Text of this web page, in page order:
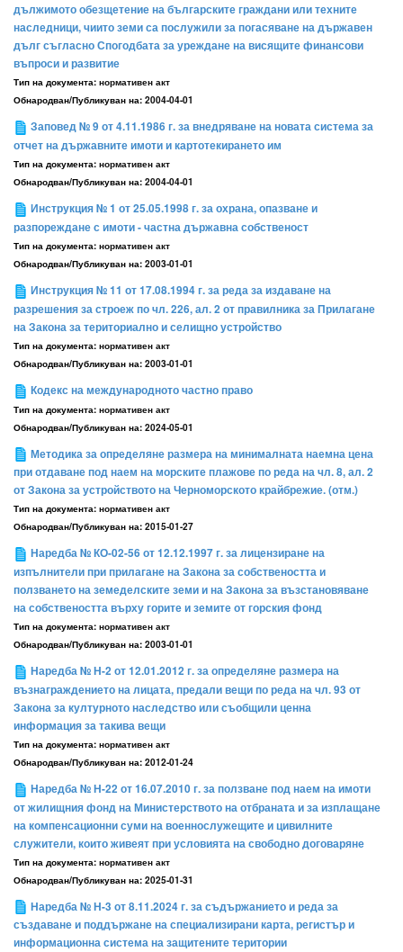
дължимото обезщетение на българските граждани или техните
наследници, чиито земи са послужили за погасяване на държавен
дълг съгласно Спогодбата за уреждане на висящите финансови
въпроси и развитие
Тип на документа: нормативен акт
Обнародван/Публикуван на: 2004-04-01
Заповед № 9 от 4.11.1986 г. за внедряване на новата система за
отчет на държавните имоти и картотекирането им
Тип на документа: нормативен акт
Обнародван/Публикуван на: 2004-04-01
Инструкция № 1 от 25.05.1998 г. за охрана, опазване и
разпореждане с имоти - частна държавна собственост
Тип на документа: нормативен акт
Обнародван/Публикуван на: 2003-01-01
Инструкция № 11 от 17.08.1994 г. за реда за издаване на
разрешения за строеж по чл. 226, ал. 2 от правилника за Прилагане
на Закона за териториално и селищно устройство
Тип на документа: нормативен акт
Обнародван/Публикуван на: 2003-01-01
Кодекс на международното частно право
Тип на документа: нормативен акт
Обнародван/Публикуван на: 2024-05-01
Методика за определяне размера на минималната наемна цена
при отдаване под наем на морските плажове по реда на чл. 8, ал. 2
от Закона за устройството на Черноморското крайбрежие. (отм.)
Тип на документа: нормативен акт
Обнародван/Публикуван на: 2015-01-27
Наредба № КО-02-56 от 12.12.1997 г. за лицензиране на
изпълнители при прилагане на Закона за собствеността и
ползването на земеделските земи и на Закона за възстановяване
на собствеността върху горите и земите от горския фонд
Тип на документа: нормативен акт
Обнародван/Публикуван на: 2003-01-01
Наредба № Н-2 от 12.01.2012 г. за определяне размера на
възнаграждението на лицата, предали вещи по реда на чл. 93 от
Закона за културното наследство или съобщили ценна
информация за такива вещи
Тип на документа: нормативен акт
Обнародван/Публикуван на: 2012-01-24
Наредба № Н-22 от 16.07.2010 г. за ползване под наем на имоти
от жилищния фонд на Министерството на отбраната и за изплащане
на компенсационни суми на военнослужещите и цивилните
служители, които живеят при условията на свободно договаряне
Тип на документа: нормативен акт
Обнародван/Публикуван на: 2025-01-31
Наредба № Н-3 от 8.11.2024 г. за съдържанието и реда за
създаване и поддържане на специализирани карта, регистър и
информационна система на защитените територии